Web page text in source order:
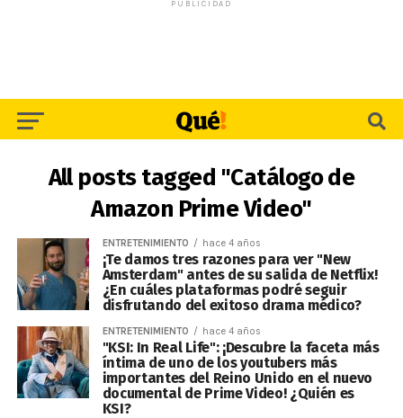
PUBLICIDAD
All posts tagged "Catálogo de
Amazon Prime Video"
ENTRETENIMIENTO hace 4 años
¡Te damos tres razones para ver "New
Amsterdam" antes de su salida de Netflix!
¿En cuáles plataformas podré seguir
disfrutando del exitoso drama médico?
ENTRETENIMIENTO hace 4 años
"KSI: In Real Life": ¡Descubre la faceta más
íntima de uno de los youtubers más
importantes del Reino Unido en el nuevo
documental de Prime Video! ¿Quién es
KSI?